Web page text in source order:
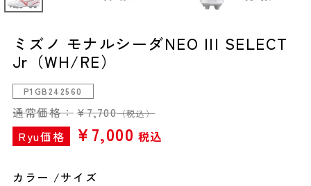
ミズノ モナルシーダNEO III SELECT
Jr（WH/RE）
P1GB242560
通常価格：¥7,700（税込）
Ryu価格 ¥7,000 税込
カラー サイズ